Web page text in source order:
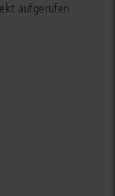
aufgerufen